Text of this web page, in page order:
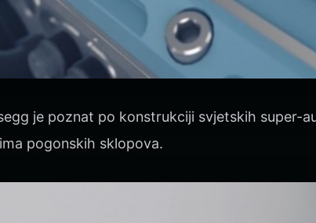
je poznat po konstrukciji svjetskih super-
pogonskih sklopova.